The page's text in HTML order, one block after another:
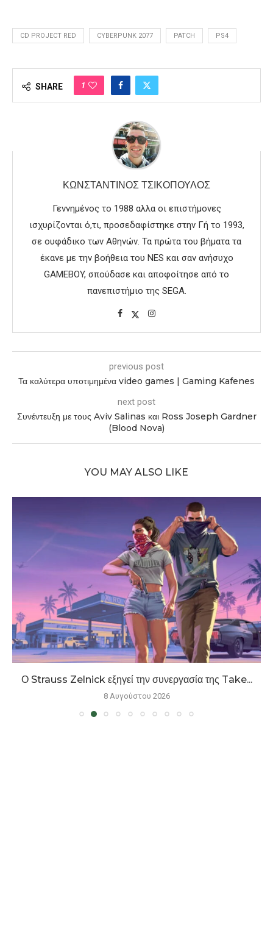
CD PROJECT RED CYBERPUNK 2077 PATCH PS4
SHARE 1
ΚΩΝΣΤΑΝΤΊΝΟΣ ΤΣΙΚΌΠΟΥΛΟΣ
Γεννημένος το 1988 αλλα οι επιστήμονες
ισχυρίζονται ό,τι, προσεδαφίστηκε στην Γή το 1993,
σε ουφάδικο των Αθηνών. Τα πρώτα του βήματα τα
έκανε με την βοήθεια του NES και σαν ανήσυχο
GAMEBOY, σπούδασε και αποφοίτησε από το
πανεπιστήμιο της SEGA.
previous post
Τα καλύτερα υποτιμημένα video games | Gaming Kafenes
next post
Συνέντευξη με τους Aviv Salinas και Ross Joseph Gardner
(Blood Nova)
YOU MAY ALSO LIKE
Ο Strauss Zelnick εξηγεί την συνεργασία της Take...
8 Αυγούστου 2026